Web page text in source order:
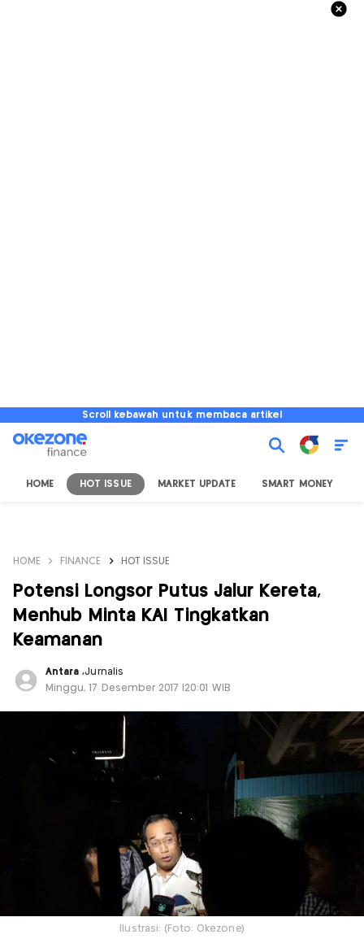
Scroll kebawah untuk membaca artikel
HOME HOT ISSUE MARKET UPDATE SMART MONEY
HOME FINANCE HOT ISSUE
Potensi Longsor Putus Jalur Kereta,
Menhub Minta KAI Tingkatkan
Keamanan
Antara,Jurnalis
Minggu, 17 Desember 2017 |20:01 WIB
Ilustrasi: (Foto: Okezone)